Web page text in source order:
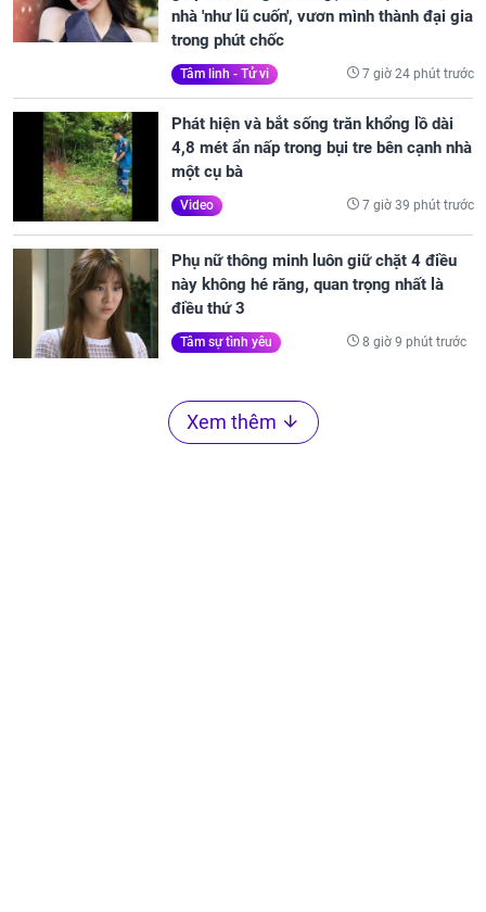
nhà 'như lũ cuốn', vươn mình thành đại gia
trong phút chốc
Tâm linh - Tử vi 7 giờ 24 phút trước
Phát hiện và bắt sống trăn khổng lồ dài
4,8 mét ẩn nấp trong bụi tre bên cạnh nhà
một cụ bà
Video 7 giờ 39 phút trước
Phụ nữ thông minh luôn giữ chặt 4 điều
này không hé răng, quan trọng nhất là
điều thứ 3
Tâm sự tình yêu 8 giờ 9 phút trước
Xem thêm